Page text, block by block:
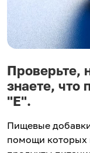
Проверьте,
знаете, что
"Е".
Пищевые
помощи которых